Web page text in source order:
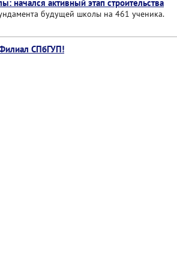
начался активный этап строительства
будущей школы на 461 ученика.
СПбГУП!